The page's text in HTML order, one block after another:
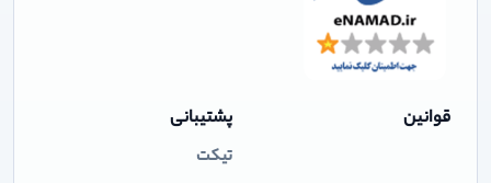
قوانین پشتیبانی
تیکت